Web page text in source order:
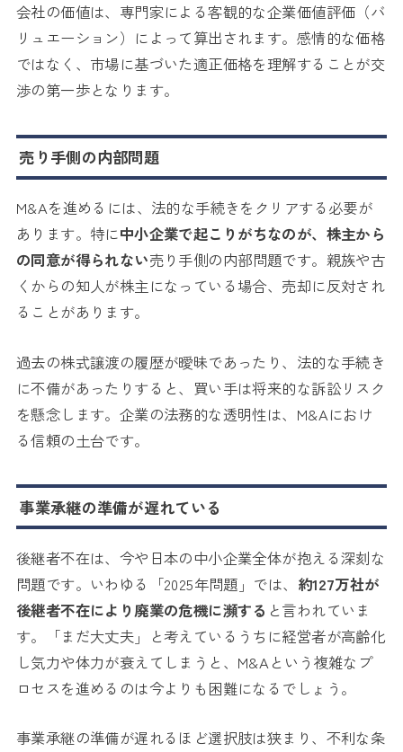
会社の価値は、専門家による客観的な企業価値評価（バ
リュエーション）によって算出されます。感情的な価格
ではなく、市場に基づいた適正価格を理解することが交
渉の第一歩となります。
売り手側の内部問題
M&Aを進めるには、法的な手続きをクリアする必要が
あります。特に中小企業で起こりがちなのが、株主から
の同意が得られない売り手側の内部問題です。親族や古
くからの知人が株主になっている場合、売却に反対され
ることがあります。
過去の株式譲渡の履歴が曖昧であったり、法的な手続き
に不備があったりすると、買い手は将来的な訴訟リスク
を懸念します。企業の法務的な透明性は、M&Aにおけ
る信頼の土台です。
事業承継の準備が遅れている
後継者不在は、今や日本の中小企業全体が抱える深刻な
問題です。いわゆる「2025年問題」では、 約127万社が
後継者不在により廃業の危機に瀕する と言われていま
す。「まだ大丈夫」と考えているうちに経営者が高齢化
し気力や体力が衰えてしまうと、M&Aという複雑なプ
ロセスを進めるのは今よりも困難になるでしょう。
事業承継の準備が遅れるほど選択肢は狭まり、不利な条